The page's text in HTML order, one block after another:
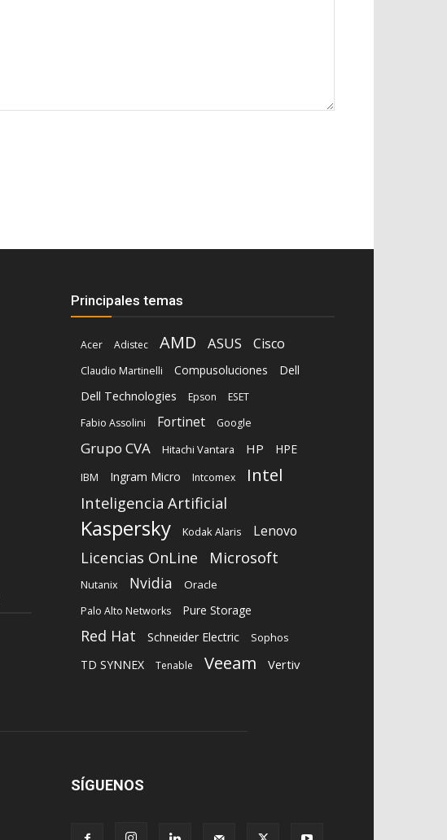
Principales temas
Acer Adistec AMD ASUS Cisco
Claudio Martinelli Compusoluciones
Dell
Dell Technologies
Epson
ESET
Fabio Assolini
Fortinet Google
Grupo CVA Hitachi Vantara HP HPE
IBM Ingram Micro Intcomex Intel
Inteligencia Artificial
Kaspersky Kodak Alaris Lenovo
Licencias OnLine Microsoft
Nutanix Nvidia Oracle
Palo Alto Networks Pure Storage
Red Hat Schneider Electric Sophos
TD SYNNEX Tenable Veeam Vertiv
SÍGUENOS